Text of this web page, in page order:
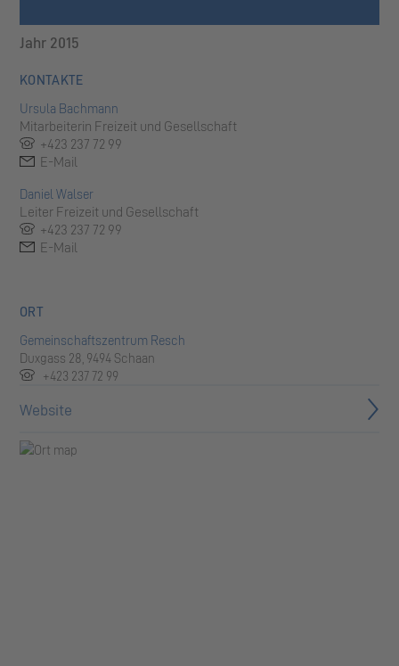
Jahr 2015
KONTAKTE
Ursula Bachmann
Mitarbeiterin Freizeit und Gesellschaft
+423 237 72 99
E-Mail
Daniel Walser
Leiter Freizeit und Gesellschaft
+423 237 72 99
E-Mail
ORT
Gemeinschaftszentrum Resch
Duxgass 28, 9494 Schaan
+423 237 72 99
Website